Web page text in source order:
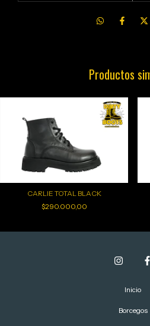
Productos
CARLIE TOTAL BLACK
$290.000,00
Inicio
Borcegos